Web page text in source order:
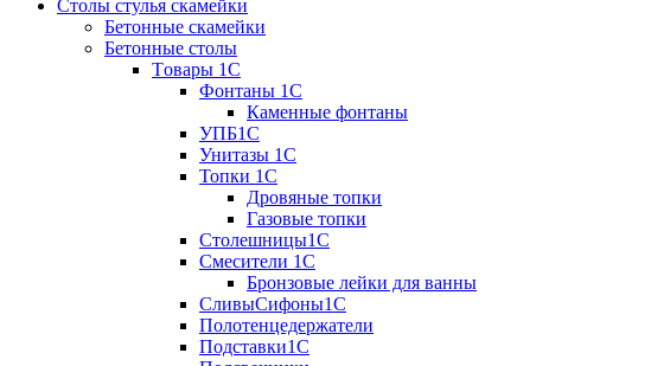
Столы стулья скамейки
Бетонные скамейки
Бетонные столы
Tовары 1C
Фонтаны 1C
Каменные фонтаны
УПБ1С
Унитазы 1С
Топки 1С
Дровяные топки
Газовые топки
Столешницы1С
Смесители 1С
Бронзовые лейки для ванны
СливыСифоны1С
Полотенцедержатели
Подставки1С